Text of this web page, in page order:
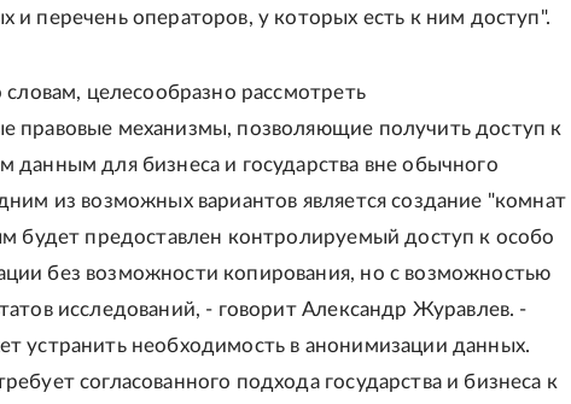
и перечень операторов, у которых есть к ним доступ".
словам, целесообразно рассмотреть
правовые механизмы, позволяющие получить доступ к
данным для бизнеса и государства вне обычного
из возможных вариантов является создание "комнат
будет предоставлен контролируемый доступ к особо
без возможности копирования, но с возможностью
исследований, - говорит Александр Журавлев. -
устранить необходимость в анонимизации данных.
согласованного подхода государства и бизнеса к